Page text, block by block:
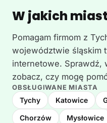
W jakich
Pomagam firmom z
województwie śląskim
internetowe. Sprawdź,
zobacz, czy mogę
OBSŁUGIWANE MIASTA
Tychy Katowice
Chorzów Mysłowice